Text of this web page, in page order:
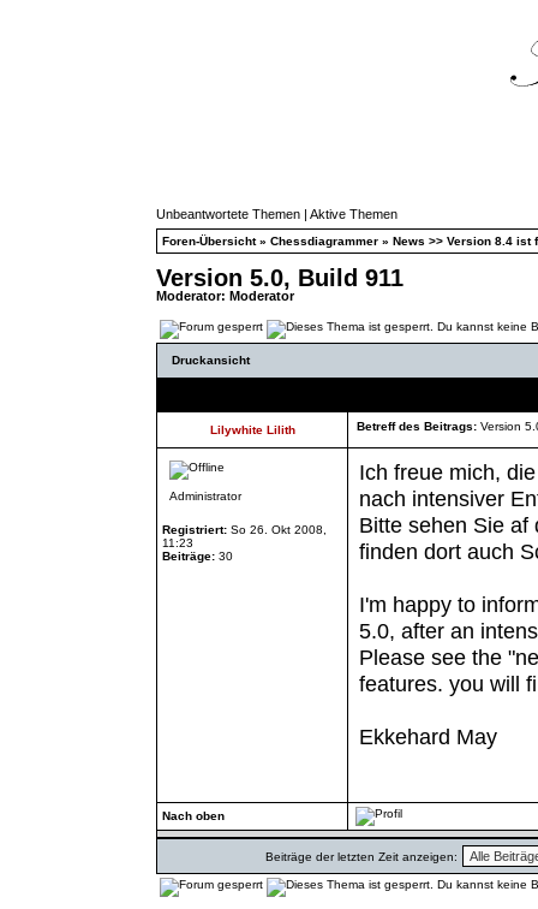
Unbeantwortete Themen | Aktive Themen
Foren-Übersicht» Chessdiagrammer » News >> Version 8.4 ist
Version 5.0, Build 911
Moderator: Moderator
Druckansicht
Lilywhite Lilith Betreff des Beitrags: Version
Administrator
Registriert: So 26. Okt 2008,
11:23
Beiträge: 30
Ich freue mich,
nach intensiver
Bitte sehen Sie af
finden dort auch
I'm happy to
5.0, after an
Please see the
features. you will
Ekkehard May
Nach oben
Beiträge der letzten Zeit anzeigen: